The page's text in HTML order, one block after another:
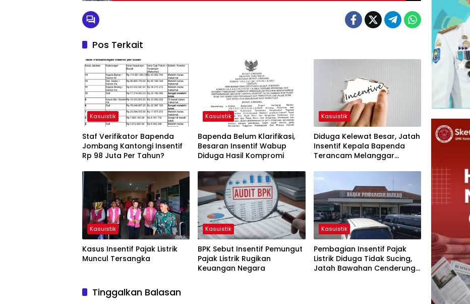
Pos Terkait
Kasuistik
Staf Verifikator Bapenda
Jombang Kantongi Insentif
Rp 98 Juta Per Tahun?
Kasuistik
Bapenda Belum Klarifikasi,
Besaran Insentif Wabup
Diduga Hasil Kompromi
Kasuistik
Diduga Kelewat Besar, Jatah
Insentif Kepala Bapenda
Terancam Melanggar
Kasuistik
Kasus Insentif Pajak Listrik
Muncul Tersangka
Kasuistik
BPK Sebut Insentif Pemungut
Pajak Listrik Rugikan
Keuangan Negara
Kasuistik
Pembagian Insentif Pajak
Listrik Diduga Tidak Sucing,
Jatah Bawahan Cenderung
Tinggalkan Balasan